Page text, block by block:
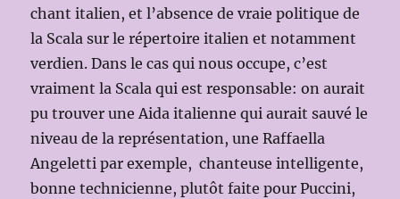
chant italien, et l’absence de vraie politique de
la Scala sur le répertoire italien et notamment
verdien. Dans le cas qui nous occupe, c’est
vraiment la Scala qui est responsable: on aurait
pu trouver une Aida italienne qui aurait sauvé le
niveau de la représentation, une Raffaella
Angeletti par exemple, chanteuse intelligente,
bonne technicienne, plutôt faite pour Puccini,